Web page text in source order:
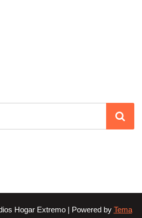
Hogar Extremo | Powered by Tema